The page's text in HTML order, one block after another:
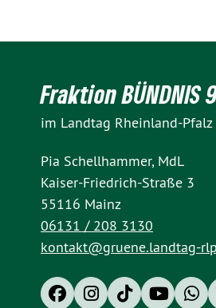
Fraktion BÜNDNIS
im Landtag Rheinland-Pfalz
Pia Schellhammer, MdL
Kaiser-Friedrich-Straße 3
55116 Mainz
06131 / 208 3130
kontakt@gruene.landtag-